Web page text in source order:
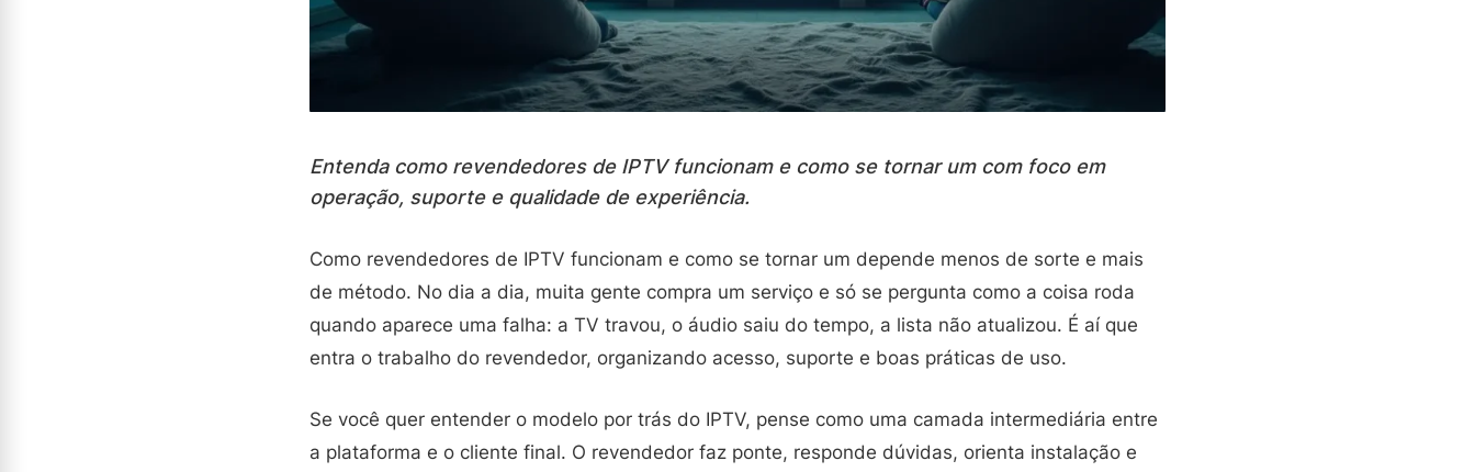
Entenda como revendedores de IPTV funcionam e como se tornar um com foco em
operação, suporte e qualidade de experiência.
Como revendedores de IPTV funcionam e como se tornar um depende menos de sorte e mais
de método. No dia a dia, muita gente compra um serviço e só se pergunta como a coisa roda
quando aparece uma falha: a TV travou, o áudio saiu do tempo, a lista não atualizou. É aí que
entra o trabalho do revendedor, organizando acesso, suporte e boas práticas de uso.
Se você quer entender o modelo por trás do IPTV, pense como uma camada intermediária entre
a plataforma e o cliente final. O revendedor faz ponte, responde dúvidas, orienta instalação e